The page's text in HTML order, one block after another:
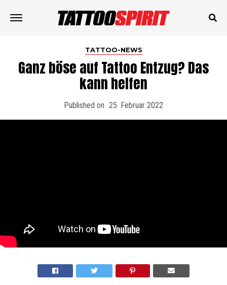
TATTOO-NEWS
Ganz böse auf Tattoo Entzug? Das
kann helfen
Published on 25. Februar 2022